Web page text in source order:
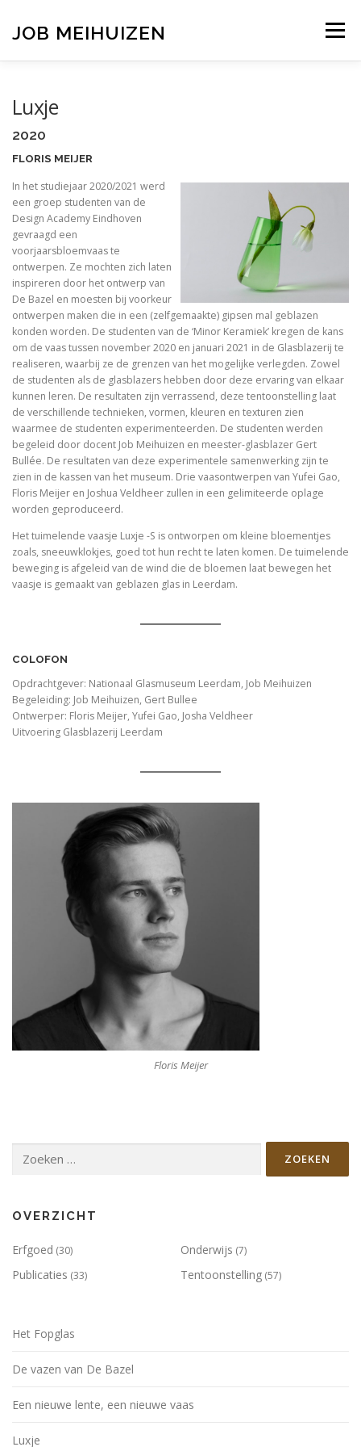
JOB MEIHUIZEN Menu
Luxje
2020
FLORIS MEIJER
In het studiejaar 2020/2021 werd
een groep studenten van de
Design Academy Eindhoven
gevraagd een
voorjaarsbloemvaas te
ontwerpen. Ze mochten zich laten
inspireren door het ontwerp van
De Bazel en moesten bij voorkeur
ontwerpen maken die in een (zelfgemaakte) gipsen mal geblazen
konden worden. De studenten van de ‘Minor Keramiek’ kregen de kans
om de vaas tussen november 2020 en januari 2021 in de Glasblazerij te
realiseren, waarbij ze de grenzen van het mogelijke verlegden. Zowel
de studenten als de glasblazers hebben door deze ervaring van elkaar
kunnen leren. De resultaten zijn verrassend, deze tentoonstelling laat
de verschillende technieken, vormen, kleuren en texturen zien
waarmee de studenten experimenteerden. De studenten werden
begeleid door docent Job Meihuizen en meester-glasblazer Gert
Bullée. De resultaten van deze experimentele samenwerking zijn te
zien in de kassen van het museum. Drie vaasontwerpen van Yufei Gao,
Floris Meijer en Joshua Veldheer zullen in een gelimiteerde oplage
worden geproduceerd.
Het tuimelende vaasje Luxje -S is ontworpen om kleine bloementjes
zoals, sneeuwklokjes, goed tot hun recht te laten komen. De tuimelende
beweging is afgeleid van de wind die de bloemen laat bewegen het
vaasje is gemaakt van geblazen glas in Leerdam.
COLOFON
Opdrachtgever: Nationaal Glasmuseum Leerdam, Job Meihuizen
Begeleiding: Job Meihuizen, Gert Bullee
Ontwerper: Floris Meijer, Yufei Gao, Josha Veldheer
Uitvoering Glasblazerij Leerdam
Floris Meijer
naar:
OVERZICHT
Erfgoed (30) Onderwijs (7)
Publicaties (33) Tentoonstelling (57)
Het Fopglas
De vazen van De Bazel
Een nieuwe lente, een nieuwe vaas
Luxje